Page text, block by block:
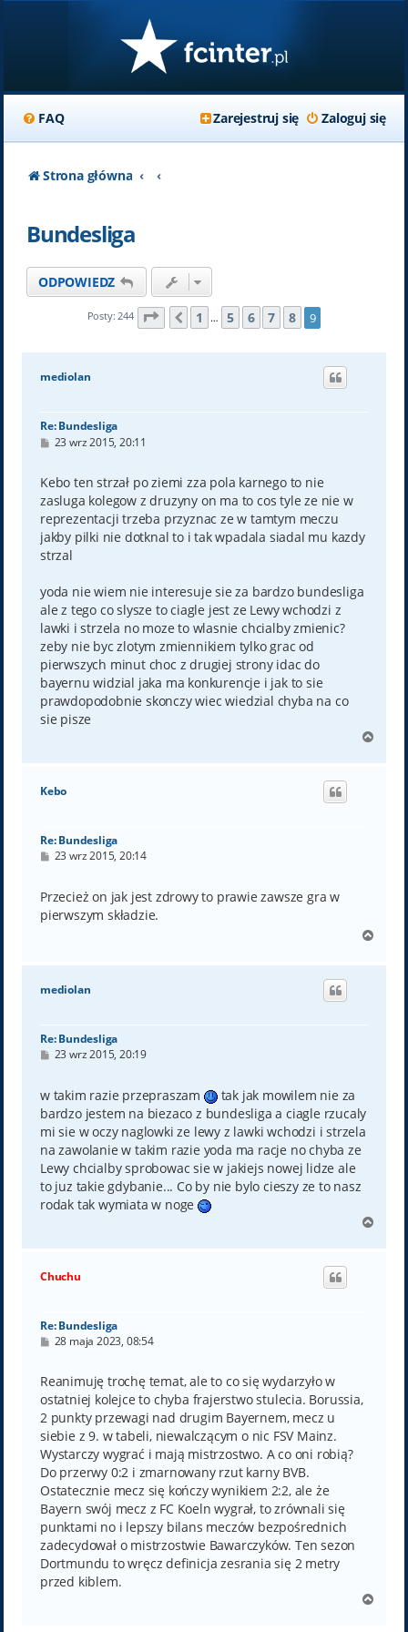
FAQ Zaloguj się
Zarejestruj się
Strona główna
Bundesliga
ODPOWIEDZ
Posty: 244 Strona 9z 9
Poprzednia
1 … 5 6 7 8 9
mediolan
Re: Bundesliga
P
t
23 wrz 2015, 20:11
Kebo ten strzał po ziemi zza pola karnego to nie
zasluga kolegow z druzyny on ma to cos tyle ze nie w
reprezentacji trzeba przyznac ze w tamtym meczu
jakby pilki nie dotknal to i tak wpadala siadal mu kazdy
strzal
yoda nie wiem nie interesuje sie za bardzo bundesliga
ale z tego co slysze to ciagle jest ze Lewy wchodzi z
lawki i strzela no moze to wlasnie chcialby zmienic?
zeby nie byc zlotym zmiennikiem tylko grac od
pierwszych minut choc z drugiej strony idac do
bayernu widzial jaka ma konkurencje i jak to sie
prawdopodobnie skonczy wiec wiedzial chyba na co
sie pisze
g
Kebo
Re: Bundesliga
P
t
23 wrz 2015, 20:14
Przecież on jak jest zdrowy to prawie zawsze gra w
pierwszym składzie.
g
mediolan
Re: Bundesliga
P
t
23 wrz 2015, 20:19
w takim razie przepraszam
tak jak mowilem nie za
bardzo jestem na biezaco z bundesliga a ciagle rzucaly
mi sie w oczy naglowki ze lewy z lawki wchodzi i strzela
na zawolanie w takim razie yoda ma racje no chyba ze
Lewy chcialby sprobowac sie w jakiejs nowej lidze ale
to juz takie gdybanie... Co by nie bylo cieszy ze to nasz
rodak tak wymiata w noge
g
Chuchu
Re: Bundesliga
P
t
28 maja 2023, 08:54
Reanimuję trochę temat, ale to co się wydarzyło w
ostatniej kolejce to chyba frajerstwo stulecia. Borussia,
2 punkty przewagi nad drugim Bayernem, mecz u
siebie z 9. w tabeli, niewalczącym o nic FSV Mainz.
Wystarczy wygrać i mają mistrzostwo. A co oni robią?
Do przerwy 0:2 i zmarnowany rzut karny BVB.
Ostatecznie mecz się kończy wynikiem 2:2, ale że
Bayern swój mecz z FC Koeln wygrał, to zrównali się
punktami no i lepszy bilans meczów bezpośrednich
zadecydował o mistrzostwie Bawarczyków. Ten sezon
Dortmundu to wręcz definicja zesrania się 2 metry
przed kiblem.